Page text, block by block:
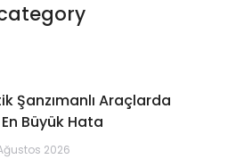
Şanzımanlı Araçlarda
Büyük Hata
2026